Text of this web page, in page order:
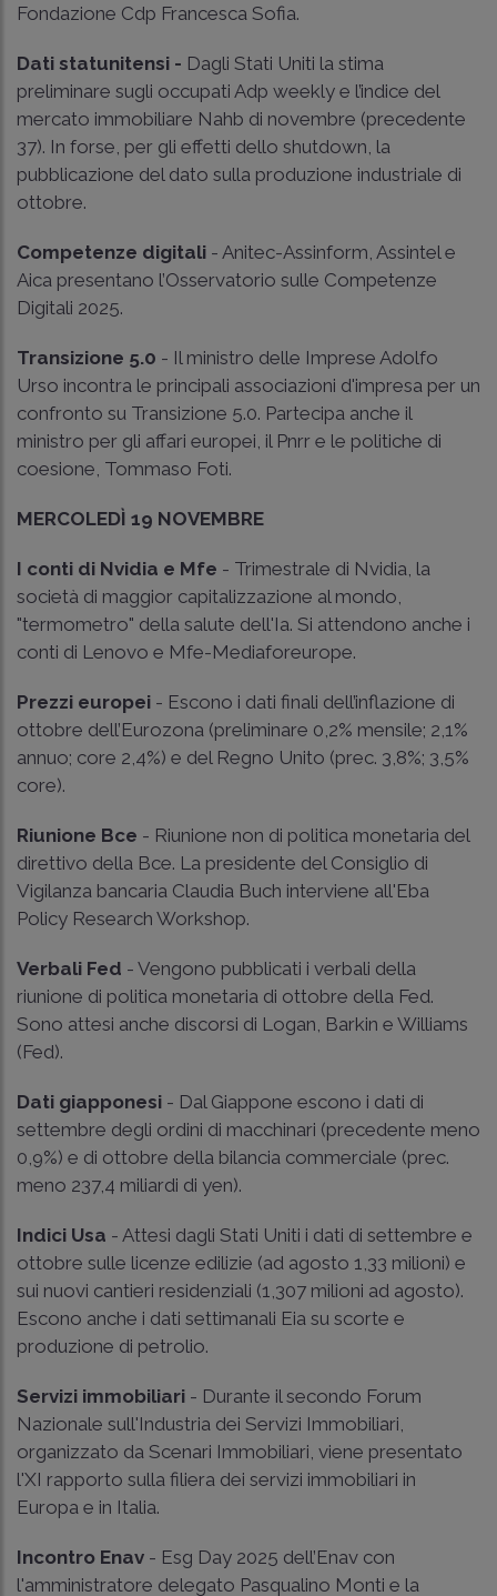
Fondazione Cdp Francesca Sofia.
Dati statunitensi - Dagli Stati Uniti la stima
preliminare sugli occupati Adp weekly e l’indice del
mercato immobiliare Nahb di novembre (precedente
37). In forse, per gli effetti dello shutdown, la
pubblicazione del dato sulla produzione industriale di
ottobre.
Competenze digitali - Anitec-Assinform, Assintel e
Aica presentano l’Osservatorio sulle Competenze
Digitali 2025.
Transizione 5.0 - Il ministro delle Imprese Adolfo
Urso incontra le principali associazioni d'impresa per un
confronto su Transizione 5.0. Partecipa anche il
ministro per gli affari europei, il Pnrr e le politiche di
coesione, Tommaso Foti.
MERCOLEDÌ 19 NOVEMBRE
I conti di Nvidia e Mfe - Trimestrale di Nvidia, la
società di maggior capitalizzazione al mondo,
"termometro" della salute dell'Ia. Si attendono anche i
conti di Lenovo e Mfe-Mediaforeurope.
Prezzi europei - Escono i dati finali dell’inflazione di
ottobre dell’Eurozona (preliminare 0,2% mensile; 2,1%
annuo; core 2,4%) e del Regno Unito (prec. 3,8%; 3,5%
core).
Riunione Bce - Riunione non di politica monetaria del
direttivo della Bce. La presidente del Consiglio di
Vigilanza bancaria Claudia Buch interviene all'Eba
Policy Research Workshop.
Verbali Fed - Vengono pubblicati i verbali della
riunione di politica monetaria di ottobre della Fed.
Sono attesi anche discorsi di Logan, Barkin e Williams
(Fed).
Dati giapponesi - Dal Giappone escono i dati di
settembre degli ordini di macchinari (precedente meno
0,9%) e di ottobre della bilancia commerciale (prec.
meno 237,4 miliardi di yen).
Indici Usa - Attesi dagli Stati Uniti i dati di settembre e
ottobre sulle licenze edilizie (ad agosto 1,33 milioni) e
sui nuovi cantieri residenziali (1,307 milioni ad agosto).
Escono anche i dati settimanali Eia su scorte e
produzione di petrolio.
Servizi immobiliari - Durante il secondo Forum
Nazionale sull'Industria dei Servizi Immobiliari,
organizzato da Scenari Immobiliari, viene presentato
l'XI rapporto sulla filiera dei servizi immobiliari in
Europa e in Italia.
Incontro Enav - Esg Day 2025 dell’Enav con
l'amministratore delegato Pasqualino Monti e la